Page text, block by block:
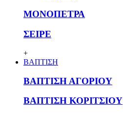
ΜΟΝΟΠΕΤΡΑ
ΣΕΙΡΕ
+
ΒΑΠΤΙΣΗ
ΒΑΠΤΙΣΗ ΑΓΟΡΙΟΥ
ΒΑΠΤΙΣΗ ΚΟΡΙΤΣΙΟΥ